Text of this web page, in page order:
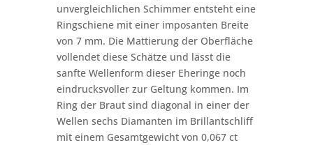
unvergleichlichen Schimmer entsteht eine
Ringschiene mit einer imposanten Breite
von 7 mm. Die Mattierung der Oberfläche
vollendet diese Schätze und lässt die
sanfte Wellenform dieser Eheringe noch
eindrucksvoller zur Geltung kommen. Im
Ring der Braut sind diagonal in einer der
Wellen sechs Diamanten im Brillantschliff
mit einem Gesamtgewicht von 0,067 ct